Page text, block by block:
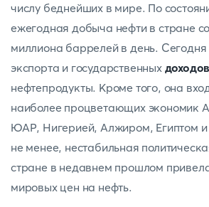
числу беднейших в мире. По
ежегодная добыча нефти в стране
миллиона баррелей в день.
экспорта и государственных
нефтепродукты. Кроме того, она
наиболее процветающих экономик
ЮАР, Нигерией, Алжиром, Египтом и
не менее, нестабильная
стране в недавнем прошлом
мировых цен на нефть.